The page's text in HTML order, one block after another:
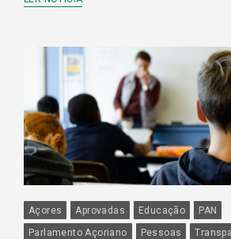
Açores Aprovadas Educação
PAN
Parlamento Açoriano
Pessoas